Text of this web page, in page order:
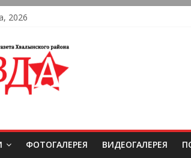
2026
ФОТОГАЛЕРЕЯ ВИДЕОГАЛЕРЕЯ